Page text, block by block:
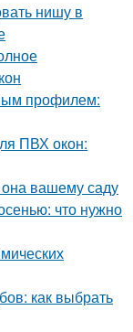
нишу в
профилем:
ПВХ окон:
вашему саду
что нужно
как выбрать